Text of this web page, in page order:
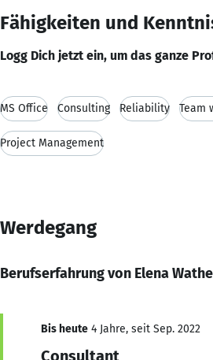
Fähigkeiten und
Logg Dich jetzt ein, um das ganze
MS Office Consulting Reliability Team
Project Management
Werdegang
Berufserfahrung von Elena
Bis heute 4 Jahre, seit Sep. 2022
Consultant